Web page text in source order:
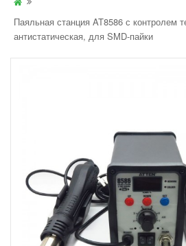
Паяльная станция AT8586 с контролем
антистатическая, для SMD-пайки